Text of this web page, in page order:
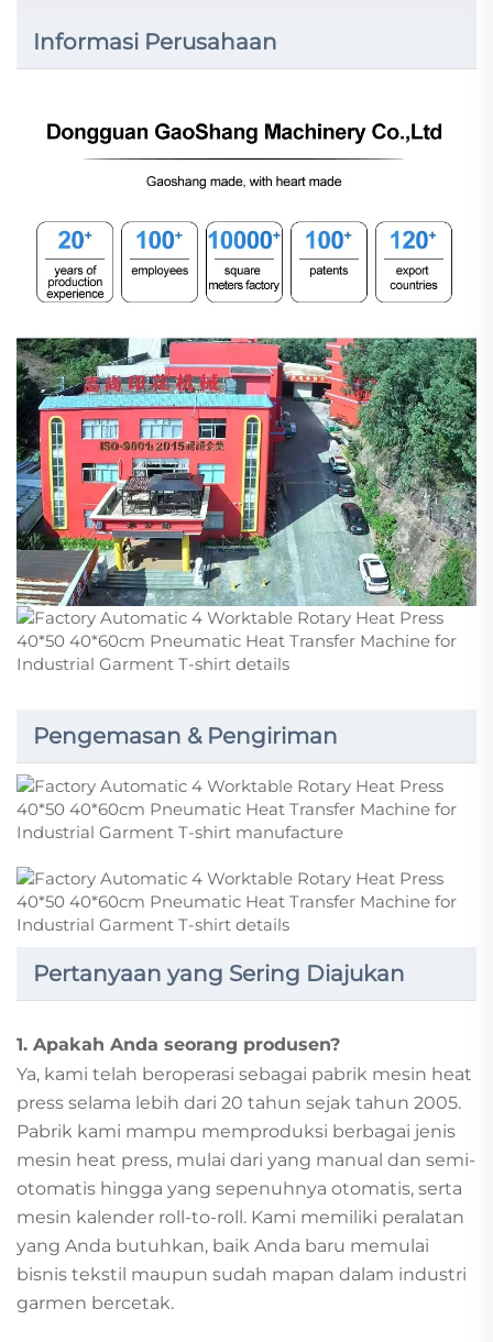
Informasi Perusahaan
Pengemasan & Pengiriman
Pertanyaan yang Sering Diajukan
1. Apakah Anda seorang produsen?
Ya, kami telah beroperasi sebagai pabrik mesin heat
press selama lebih dari 20 tahun sejak tahun 2005.
Pabrik kami mampu memproduksi berbagai jenis
mesin heat press, mulai dari yang manual dan semi-
otomatis hingga yang sepenuhnya otomatis, serta
mesin kalender roll-to-roll. Kami memiliki peralatan
yang Anda butuhkan, baik Anda baru memulai
bisnis tekstil maupun sudah mapan dalam industri
garmen bercetak.